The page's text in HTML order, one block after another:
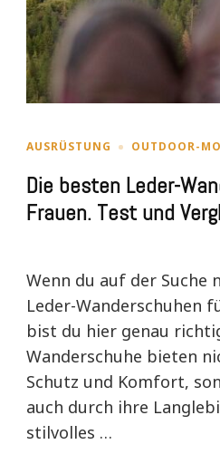
AUSRÜSTUNG OUTDOOR-
Die besten Leder-
Frauen. Test und
Wenn du auf der Suche
Leder-Wanderschuhen
bist du hier genau
Wanderschuhe bieten
Schutz und Komfort,
auch durch ihre
stilvolles …